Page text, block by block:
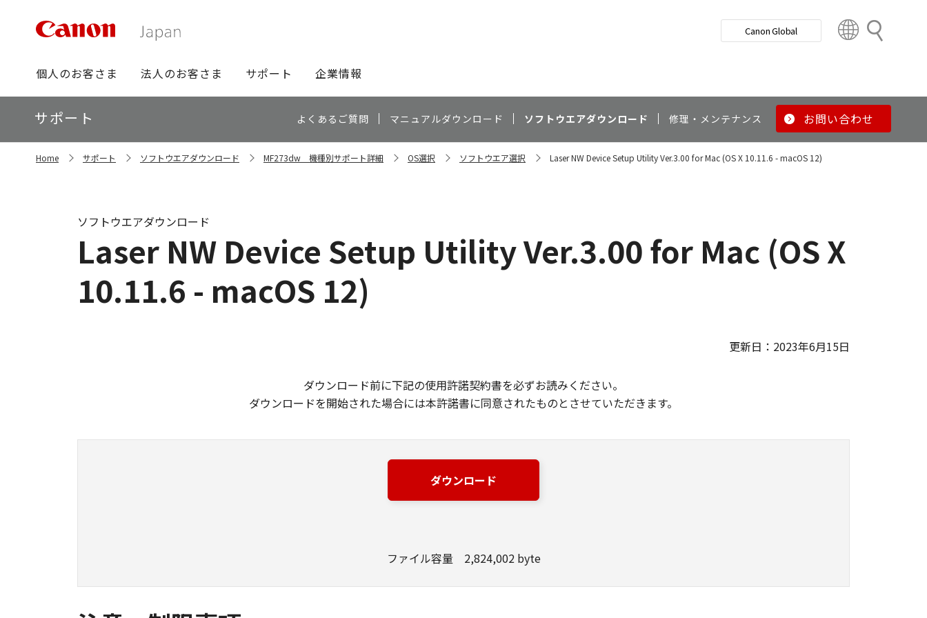
検
グ
ロ
ー
バ
ビ
個人のお客さま 法人のお客さま サポート 企業情報
Canon Global
t
y
n
ロ
ー
カ
ル
サポート よくあるご質問 マニュアルダウンロード ソフトウエアダウンロード 修理・メンテナンス お問い合わせ
Home サポート ソフトウエアダウンロード MF273dw 機種別サポート詳細 OS選択 ソフトウエア選択 Laser NW Device Setup Utility Ver.3.00 for Mac (OS X 10.11.6 - macOS 12)
Laser NW Device Setup Utility Ver.3.00 for Mac (OS X
10.11.6 - macOS 12)
ソフトウエアダウンロード
更新日：2023年6月15日
ダウンロード前に下記の使用許諾契約書を必ずお読みください。
ダウンロードを開始された場合には本許諾書に同意されたものとさせていただきます。
ダウンロード
ファイル容量 2,824,002 byte